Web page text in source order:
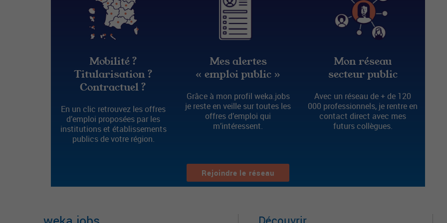
Mobilité ?
Titularisation ?
Contractuel ?
En un clic retrouvez les offres
d’emploi proposées par les
institutions et établissements
publics de votre région.
Mes alertes
« emploi public »
Grâce à mon profil weka.jobs
je reste en veille sur toutes les
offres d’emploi qui
m’intéressent.
Mon réseau
secteur public
Avec un réseau de + de 120
000 professionnels, je rentre en
contact direct avec mes
futurs collègues.
Rejoindre le réseau